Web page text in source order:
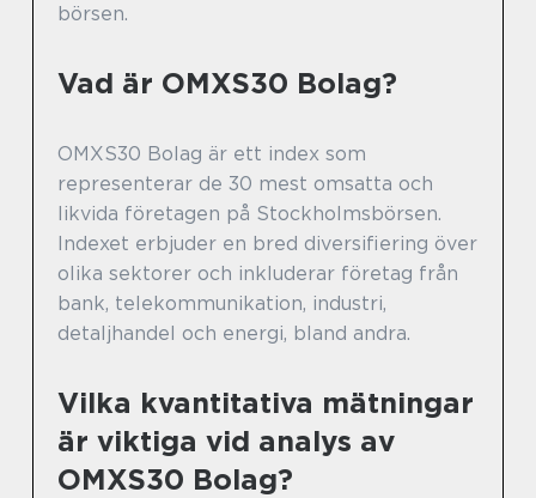
börsen.
Vad är OMXS30 Bolag?
OMXS30 Bolag är ett index som
representerar de 30 mest omsatta och
likvida företagen på Stockholmsbörsen.
Indexet erbjuder en bred diversifiering över
olika sektorer och inkluderar företag från
bank, telekommunikation, industri,
detaljhandel och energi, bland andra.
Vilka kvantitativa mätningar
är viktiga vid analys av
OMXS30 Bolag?